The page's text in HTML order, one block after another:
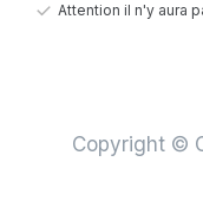
Attention il n'y aura
Copyright ©